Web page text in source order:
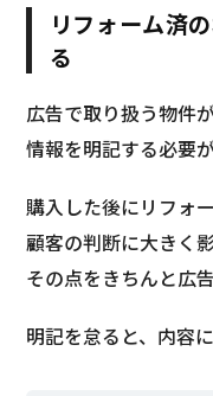
リフォーム済
る
広告で取り扱う物件
情報を明記する必要が
購入した後にリフォ
顧客の判断に大きく
その点をきちんと広
明記を怠ると、内容